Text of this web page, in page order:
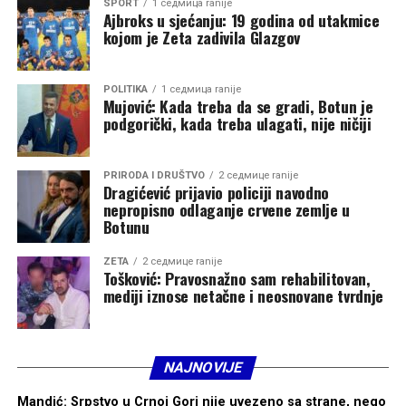
počnu da određuju crkvene odnose, prestaje da bude
prostor okupljanja i postaje novo poprište sukoba.
Budućnost Srpske pravoslavne crkve u Crnoj Gori
zavisiće od toga da li ostaje duhovni oslonac svog naroda
ili postaje još jedno polje političkog nadmetanja koje će
Vučić iskoristiti za dobijanje političkog uticaja.
SPORT 1 седмица ranije
Ajbroks u sjećanju: 19 godina od utakmice
kojom je Zeta zadivila Glazgov
POLITIKA 1 седмица ranije
Mujović: Kada treba da se gradi, Botun je
podgorički, kada treba ulagati, nije ničiji
PRIRODA I DRUŠTVO 2 седмице ranije
Dragićević prijavio policiji navodno
nepropisno odlaganje crvene zemlje u
Botunu
ZETA 2 седмице ranije
Tošković: Pravosnažno sam rehabilitovan,
mediji iznose netačne i neosnovane tvrdnje
NAJNOVIJE
Mandić: Srpstvo u Crnoj Gori nije uvezeno sa strane, nego